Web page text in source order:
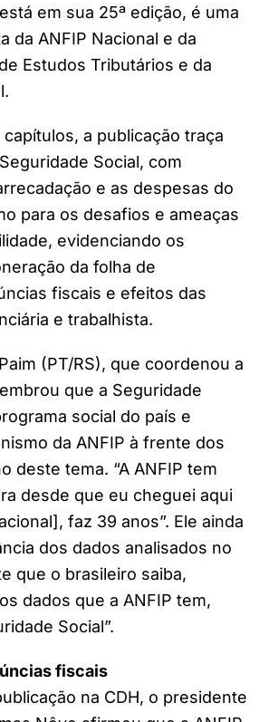
em sua 25ª edição, é uma
da ANFIP Nacional e da
Estudos Tributários e da
a publicação traça
Social, com
e as despesas do
para os desafios e ameaças
evidenciando os
da folha de
fiscais e efeitos das
e trabalhista.
(PT/RS), que coordenou a
que a Seguridade
social do país e
da ANFIP à frente dos
deste tema. “A ANFIP tem
desde que eu cheguei aqui
faz 39 anos”. Ele ainda
dos dados analisados no
que o brasileiro saiba,
dados que a ANFIP tem,
Social”.
fiscais
na CDH, o presidente